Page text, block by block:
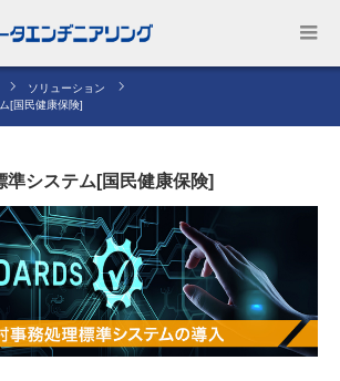
ソリューション
[国民健康保険]
準システム[国民健康保険]